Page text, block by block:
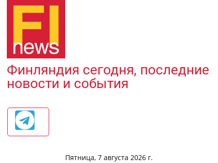
Финляндия сегодня, последние
новости и события
Пятница, 7 августа 2026 г.